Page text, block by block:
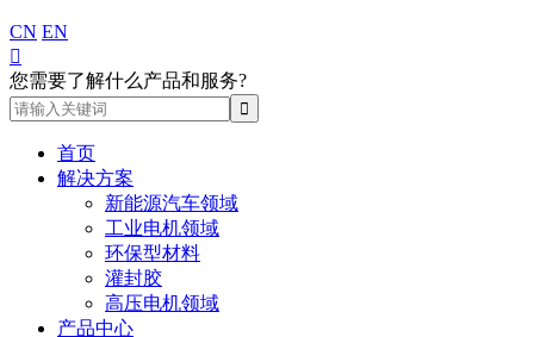
CN EN

您需要了解什么产品和服务?
首页
解决方案
新能源汽车领域
工业电机领域
环保型材料
灌封胶
高压电机领域
产品中心